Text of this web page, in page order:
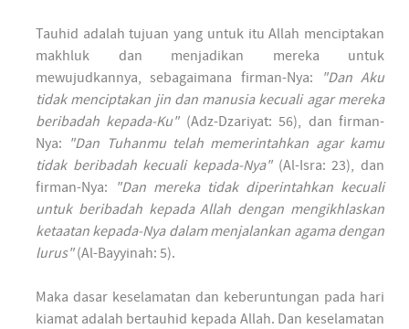
Tauhid adalah tujuan yang untuk itu Allah menciptakan
makhluk dan menjadikan mereka untuk
mewujudkannya, sebagaimana firman-Nya:
"Dan Aku
tidak menciptakan jin dan manusia kecuali agar mereka
beribadah kepada-Ku"(Adz-Dzariyat: 56), dan firman-
Nya:
"Dan Tuhanmu telah memerintahkan agar kamu
tidak beribadah kecuali kepada-Nya"(Al-Isra: 23), dan
firman-Nya:
"Dan mereka tidak diperintahkan kecuali
untuk beribadah kepada Allah dengan mengikhlaskan
ketaatan kepada-Nya dalam menjalankan agama dengan
lurus"(Al-Bayyinah: 5).
Maka dasar keselamatan dan keberuntungan pada hari
kiamat adalah bertauhid kepada Allah. Dan keselamatan